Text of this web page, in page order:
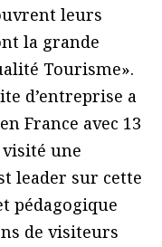
leurs
la grande
Tourisme».
d’entreprise a
France avec 13
une
leader sur cette
pédagogique
de visiteurs